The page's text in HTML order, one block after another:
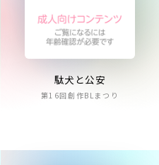
駄犬と公安
第16回創作BLまつり